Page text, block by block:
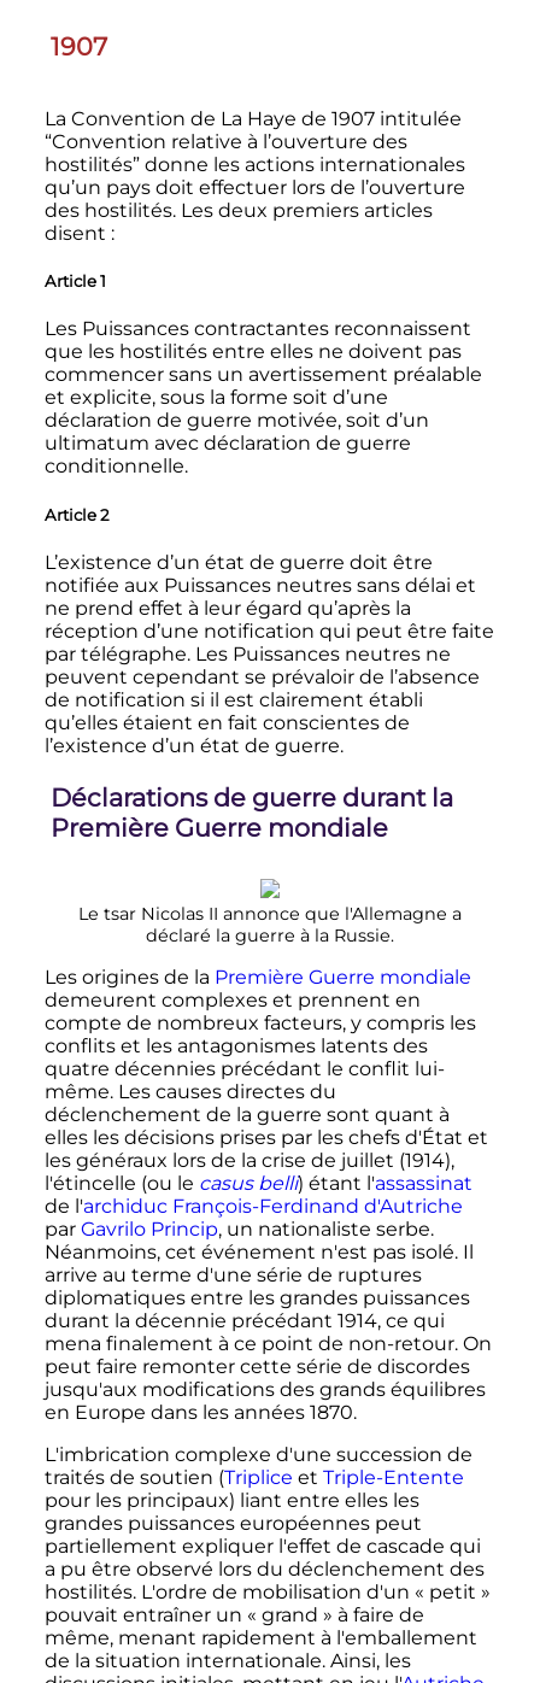
1907
La Convention de La Haye de 1907 intitulée
“Convention relative à l’ouverture des
hostilités” donne les actions internationales
qu’un pays doit effectuer lors de l’ouverture
des hostilités. Les deux premiers articles
disent :
Article 1
Les Puissances contractantes reconnaissent
que les hostilités entre elles ne doivent pas
commencer sans un avertissement préalable
et explicite, sous la forme soit d’une
déclaration de guerre motivée, soit d’un
ultimatum avec déclaration de guerre
conditionnelle.
Article 2
L’existence d’un état de guerre doit être
notifiée aux Puissances neutres sans délai et
ne prend effet à leur égard qu’après la
réception d’une notification qui peut être faite
par télégraphe. Les Puissances neutres ne
peuvent cependant se prévaloir de l’absence
de notification si il est clairement établi
qu’elles étaient en fait conscientes de
l’existence d’un état de guerre.
Déclarations de guerre durant la
Première Guerre mondiale
Le tsar Nicolas II annonce que l'Allemagne a
déclaré la guerre à la Russie.
Les origines de la Première Guerre mondiale
demeurent complexes et prennent en
compte de nombreux facteurs, y compris les
conflits et les antagonismes latents des
quatre décennies précédant le conflit lui-
même. Les causes directes du
déclenchement de la guerre sont quant à
elles les décisions prises par les chefs d'État et
les généraux lors de la crise de juillet (1914),
l'étincelle (ou le casus belli) étant l'assassinat
de l'archiduc François-Ferdinand d'Autriche
par Gavrilo Princip, un nationaliste serbe.
Néanmoins, cet événement n'est pas isolé. Il
arrive au terme d'une série de ruptures
diplomatiques entre les grandes puissances
durant la décennie précédant 1914, ce qui
mena finalement à ce point de non-retour. On
peut faire remonter cette série de discordes
jusqu'aux modifications des grands équilibres
en Europe dans les années 1870.
L'imbrication complexe d'une succession de
traités de soutien (Triplice et Triple-Entente
pour les principaux) liant entre elles les
grandes puissances européennes peut
partiellement expliquer l'effet de cascade qui
a pu être observé lors du déclenchement des
hostilités. L'ordre de mobilisation d'un « petit »
pouvait entraîner un « grand » à faire de
même, menant rapidement à l'emballement
de la situation internationale. Ainsi, les